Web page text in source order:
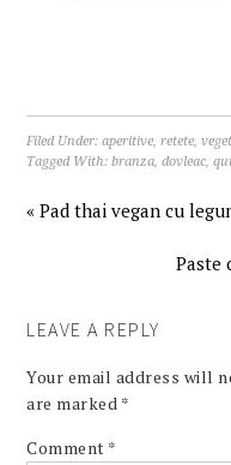
Filed Under:aperitive,retete,
Tagged With:branza,dovleac,
« Pad thai vegan cu
Paste
LEAVE A REPLY
Your email address will
are marked *
Comment *